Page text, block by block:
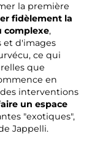
la première
fidèlement la
complexe,
et d'images
ce qui
que
en
interventions
un espace
"exotiques",
Jappelli.